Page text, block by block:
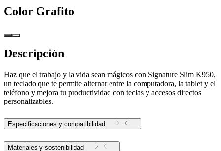
Color Grafito
Descripción
Haz que el trabajo y la vida sean mágicos con Signature Slim K950,
un teclado que te permite alternar entre la computadora, la tablet y el
teléfono y mejora tu productividad con teclas y accesos directos
personalizables.
Especificaciones y compatibilidad
Materiales y sostenibilidad